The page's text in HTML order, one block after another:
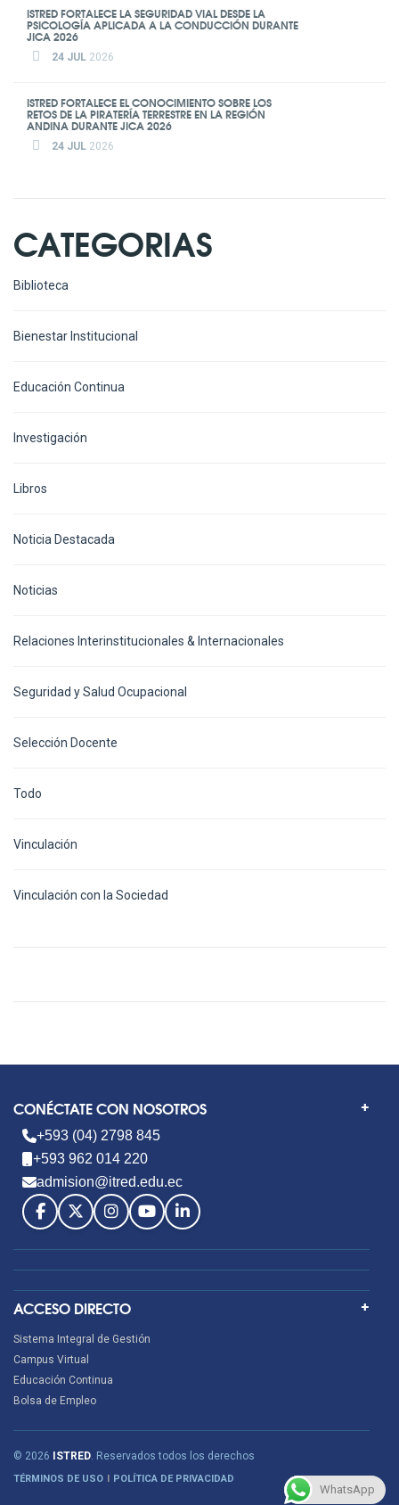
ISTRED FORTALECE LA SEGURIDAD VIAL DESDE LA
PSICOLOGÍA APLICADA A LA CONDUCCIÓN DURANTE
JICA 2026
24 JUL 2026
ISTRED FORTALECE EL CONOCIMIENTO SOBRE LOS
RETOS DE LA PIRATERÍA TERRESTRE EN LA REGIÓN
ANDINA DURANTE JICA 2026
24 JUL 2026
CATEGORIAS
Biblioteca
Bienestar Institucional
Educación Continua
Investigación
Libros
Noticia Destacada
Noticias
Relaciones Interinstitucionales & Internacionales
Seguridad y Salud Ocupacional
Selección Docente
Todo
Vinculación
Vinculación con la Sociedad
CONÉCTATE CON NOSOTROS
+593 (04) 2798 845
+593 962 014 220
admision@itred.edu.ec
ACCESO DIRECTO
Sistema Integral de Gestión
Campus Virtual
Educación Continua
Bolsa de Empleo
© 2026 ISTRED . Reservados todos los derechos
TÉRMINOS DE USO POLÍTICA DE PRIVACIDAD
WhatsApp